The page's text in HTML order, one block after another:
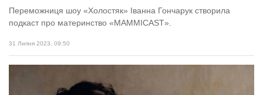
Переможниця шоу «Холостяк» Іванна Гончарук створила
подкаст про материнство «MAMMICAST».
31 Липня 2023, 09:50